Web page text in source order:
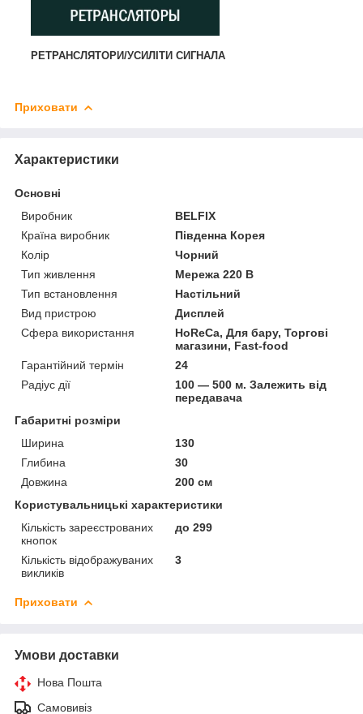
РЕТРАНСЛЯТОРИ/УСИЛІТИ СИГНАЛА
Приховати
Характеристики
Основні
Виробник
BELFIX
Країна виробник
Південна Корея
Колір
Чорний
Тип живлення
Мережа 220 В
Тип встановлення
Настільний
Вид пристрою
Дисплей
Сфера використання
HoReCa, Для бару, Торгові
магазини, Fast-food
Гарантійний термін
24
Радіус дії
100 — 500 м. Залежить від
передавача
Габаритні розміри
Ширина
130
Глибина
30
Довжина
200 см
Користувальницькі характеристики
Кількість зареєстрованих
кнопок
до 299
Кількість відображуваних
викликів
3
Приховати
Умови доставки
Нова Пошта
Самовивіз